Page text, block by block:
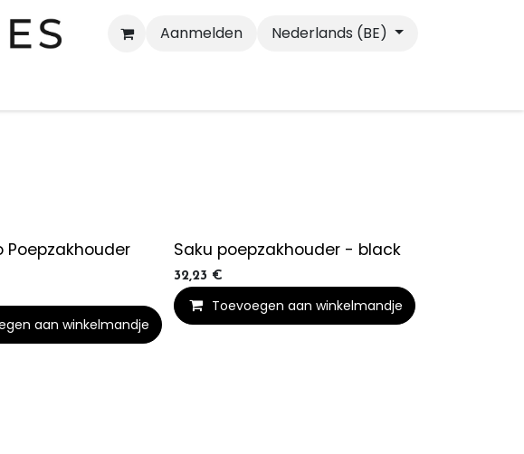
Aanmelden
Nederlands (BE)
aan winkelmandje
Saku poepzakhouder - black
32,23 €
Toevoegen aan winkelmandje